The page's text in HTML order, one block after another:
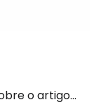
o artigo...